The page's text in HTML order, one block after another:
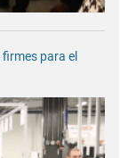
para el